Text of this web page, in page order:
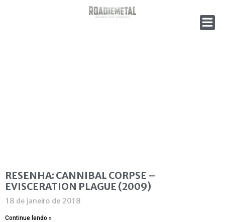
RESENHA: CANNIBAL CORPSE –
EVISCERATION PLAGUE (2009)
18 de janeiro de 2018
Continue lendo »